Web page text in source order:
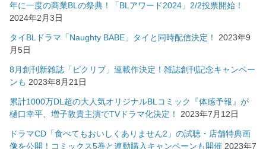
年に一度の商業BLの祭典！「BLアワード2024」2/2投票開始！
2024年2月3日
タイBLドラマ「Naughty BABE」タイと同時配信決定！
2023年9
月5日
8月創刊新雑誌「ピクリブ」連載作決定！雑誌創刊記念キャンペー
ンも 2023年8月21日
累計1000万DL超の大人気オリジナルBLコミック『体感予報』が
樋口幸平、増子敦貴主演でTVドラマ化決定！
2023年7月12日
ドラマCD「食べてもおいしくありません2」の試聴・店舗特典画
像を公開！コミックス5巻と連動購入キャンペーンも開催 2023年7